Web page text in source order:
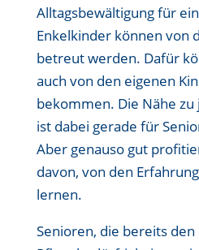
Alltagsbewältigung für
Enkelkinder können von
betreut werden. Dafür
auch von den eigenen
bekommen. Die Nähe
ist dabei gerade für
Aber genauso gut
davon, von den
lernen.
Senioren, die bereits den